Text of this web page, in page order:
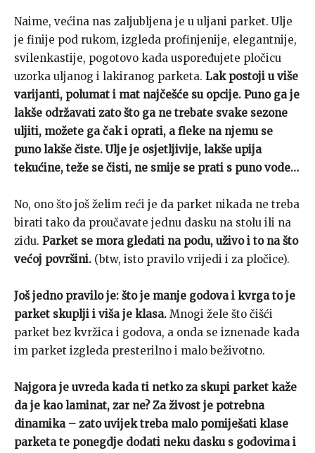
Naime, većina nas zaljubljena je u uljani parket. Ulje
je finije pod rukom, izgleda profinjenije, elegantnije,
svilenkastije, pogotovo kada uspoređujete pločicu
uzorka uljanog i lakiranog parketa. Lak postoji u više
varijanti, polumat i mat najčešće su opcije. Puno ga je
lakše održavati zato što ga ne trebate svake sezone
uljiti, možete ga čak i oprati, a fleke na njemu se
puno lakše čiste. Ulje je osjetljivije, lakše upija
tekućine, teže se čisti, ne smije se prati s puno vode…
No, ono što još želim reći je da parket nikada ne treba
birati tako da proučavate jednu dasku na stolu ili na
zidu. Parket se mora gledati na podu, uživo i to na što
većoj površini. (btw, isto pravilo vrijedi i za pločice).
Još jedno pravilo je: što je manje godova i kvrga to je
parket skuplji i viša je klasa. Mnogi žele što čišći
parket bez kvržica i godova, a onda se iznenade kada
im parket izgleda presterilno i malo beživotno.
Najgora je uvreda kada ti netko za skupi parket kaže
da je kao laminat, zar ne? Za živost je potrebna
dinamika – zato uvijek treba malo pomiješati klase
parketa te ponegdje dodati neku dasku s godovima i